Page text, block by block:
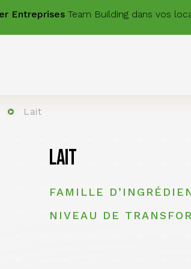
Entreprises Team Building dans vos
Lait
Lait
FAMILLE
NIVEAU DE